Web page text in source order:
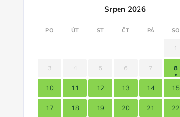
Srpen 2026
PO ÚT ST ČT PÁ SO
1
3 4 5 6 7 8
10 11 12 13 14 15
17 18 19 20 21 22